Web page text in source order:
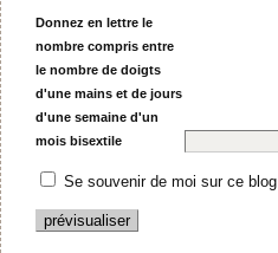
Donnez en lettre le
nombre compris entre
le nombre de doigts
d'une mains et de jours
d'une semaine d'un
mois bisextile
Se souvenir de moi sur ce blog